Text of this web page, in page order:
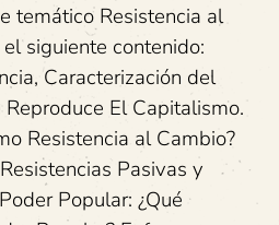
temático Resistencia al
siguiente contenido:
Caracterización del
El Capitalismo.
Resistencia al Cambio?
Pasivas y
Popular: ¿Qué